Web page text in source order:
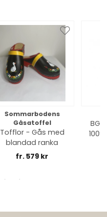
Sommarbodens
Gåsatoffel
Tofflor - Gås med
blandad ranka
fr. 579 kr